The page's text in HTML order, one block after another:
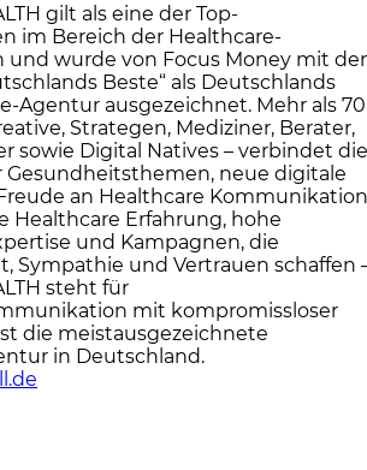
gilt als eine der Top-
im Bereich der Healthcare-
und wurde von Focus Money mit
Beste“ als Deutschlands
Agentur ausgezeichnet. Mehr als 70
Strategen, Mediziner, Berater,
sowie Digital Natives – verbindet die
Gesundheitsthemen, neue digitale
an Healthcare
Healthcare Erfahrung, hohe
und Kampagnen, die
Sympathie und Vertrauen schaffen
steht für
mit kompromissloser
die meistausgezeichnete
in Deutschland.